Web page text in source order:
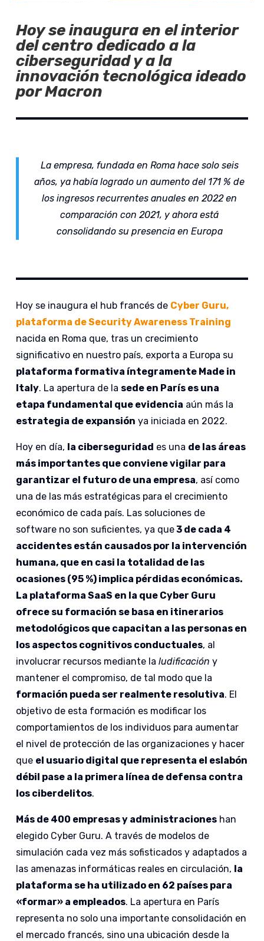
Hoy se inaugura en el interior
del centro dedicado a la
ciberseguridad y a la
innovación tecnológica ideado
por Macron
La empresa, fundada en Roma hace solo seis
años, ya había logrado un aumento del 171 % de
los ingresos recurrentes anuales en 2022 en
comparación con 2021, y ahora está
consolidando su presencia en Europa
Hoy se inaugura el hub francés de Cyber Guru,
plataforma de Security Awareness Training
nacida en Roma que, tras un crecimiento
significativo en nuestro país, exporta a Europa su
plataforma formativa íntegramente Made in
Italy. La apertura de la sede en París es una
etapa fundamental que evidencia aún más la
estrategia de expansión ya iniciada en 2022.
Hoy en día, la ciberseguridad es una de las áreas
más importantes que conviene vigilar para
garantizar el futuro de una empresa, así como
una de las más estratégicas para el crecimiento
económico de cada país. Las soluciones de
software no son suficientes, ya que3 de cada 4
accidentes están causados por la intervención
humana, que en casi la totalidad de las
ocasiones (95 %) implica pérdidas económicas.
La plataforma SaaS en la que Cyber Guru
ofrece su formación se basa en itinerarios
metodológicos que capacitan a las personas en
los aspectos cognitivos conductuales, al
involucrar recursos mediante laludificacióny
mantener el compromiso, de tal modo que la
formación pueda ser realmente resolutiva. El
objetivo de esta formación es modificar los
comportamientos de los individuos para aumentar
el nivel de protección de las organizaciones y hacer
que el usuario digital que representa el eslabón
débil pase a la primera línea de defensa contra
los ciberdelitos.
Más de 400 empresas y administraciones han
elegido Cyber Guru. A través de modelos de
simulación cada vez más sofisticados y adaptados a
las amenazas informáticas reales en circulación, la
plataforma se ha utilizado en 62 países para
«formar» a empleados. La apertura en París
representa no solo una importante consolidación en
el mercado francés, sino una ubicación desde la